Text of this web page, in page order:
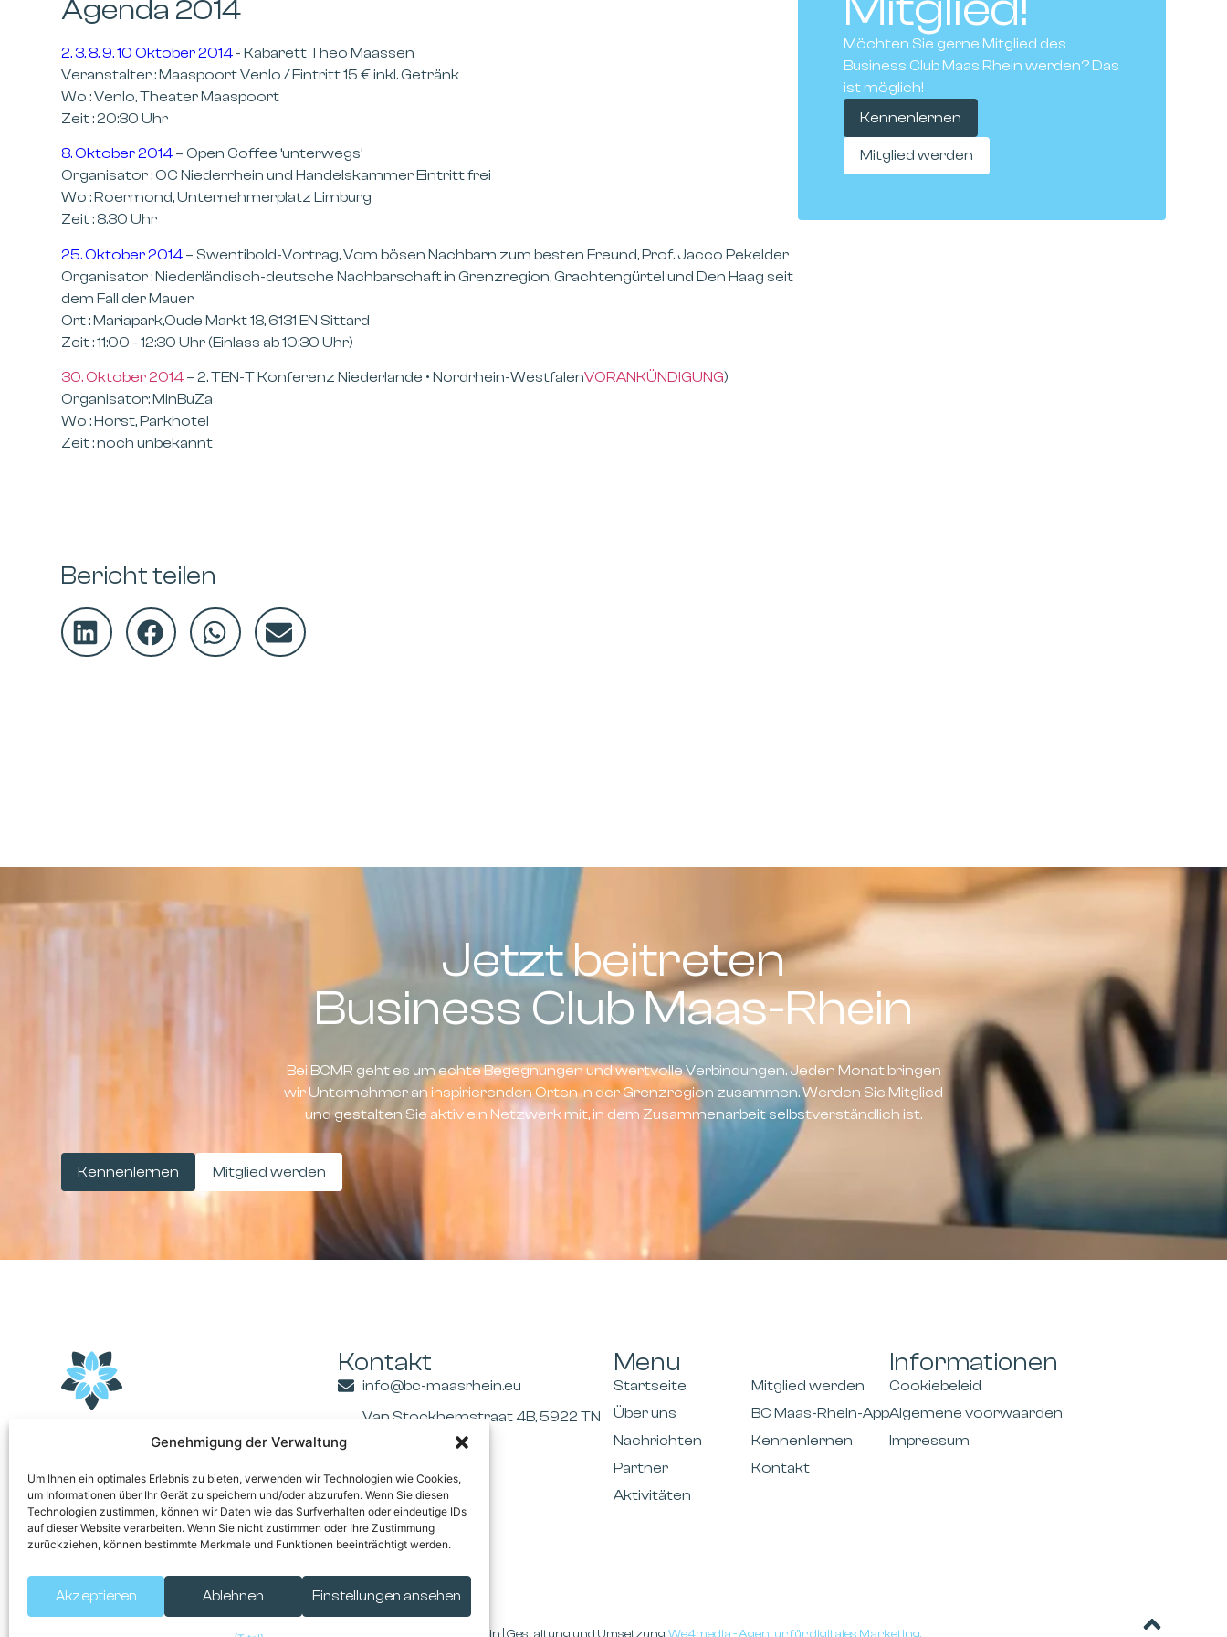
Genehmigung der Verwaltung
Um Ihnen ein optimales Erlebnis zu bieten, verwenden wir Technologien wie Cookies,
um Informationen über Ihr Gerät zu speichern und/oder abzurufen. Wenn Sie diesen
Technologien zustimmen, können wir Daten wie das Surfverhalten oder eindeutige IDs
auf dieser Website verarbeiten. Wenn Sie nicht zustimmen oder Ihre Zustimmung
zurückziehen, können bestimmte Merkmale und Funktionen beeinträchtigt werden.
Akzeptieren Ablehnen Einstellungen ansehen
Agenda 2014
2, 3, 8, 9, 10 Oktober 2014 - Kabarett Theo Maassen
Veranstalter : Maaspoort Venlo /Eintritt 15 € inkl. Getränk
Wo : Venlo, Theater Maaspoort
Zeit : 20:30 Uhr
8. Oktober 2014 – Open Coffee ‘unterwegs’
Organisator : OC Niederrhein und Handelskammer Eintritt frei
Wo : Roermond, Unternehmerplatz Limburg
Zeit : 8.30 Uhr
25. Oktober 2014 – Swentibold-Vortrag, Vom bösen Nachbarn zum besten Freund, Prof. Jacco Pekelder
Organisator : Niederländisch-deutsche Nachbarschaft in Grenzregion, Grachtengürtel und Den Haag seit
dem Fall der Mauer
Ort : Mariapark,Oude Markt 18, 6131 EN Sittard
Zeit : 11:00 - 12:30 Uhr (Einlass ab 10:30 Uhr)
30. Oktober 2014 –2. TEN-T Konferenz Niederlande • Nordrhein-WestfalenVORANKÜNDIGUNG)
Organisator: MinBuZa
Wo :Horst,Parkhotel
Zeit : noch unbekannt
Bericht teilen
Möchten Sie gerne Mitglied des
Business Club Maas Rhein werden? Das
ist möglich!
Kennenlernen
Mitglied werden
Jetzt beitreten
Business Club Maas-Rhein
Bei BCMR geht es um echte Begegnungen und wertvolle Verbindungen. Jeden Monat bringen
wir Unternehmer an inspirierenden Orten in der Grenzregion zusammen. Werden Sie Mitglied
und gestalten Sie aktiv ein Netzwerk mit, in dem Zusammenarbeit selbstverständlich ist.
Kennenlernen Mitglied werden
BUSINESS CLUB
MAAS-RHEIN
Kontakt
info@bc-maasrhein.eu
Van Stockhemstraat 4B, 5922 TN
Menu
Startseite
Über uns
Nachrichten
Partner
Aktivitäten
Mitglied werden
BC Maas-Rhein-App
Kennenlernen
Kontakt
Informationen
Cookiebeleid
Algemene voorwaarden
Impressum
© 2026 Business Club Maas-Rhein | Gestaltung und Umsetzung:We4media - Agentur für digitales Marketing.